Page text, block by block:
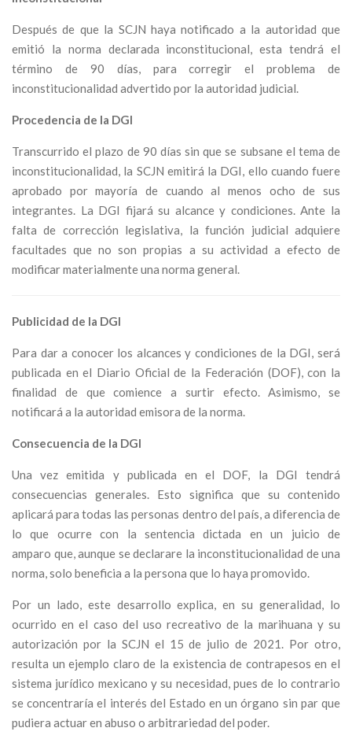
Después de que la SCJN haya notificado a la autoridad que
emitió la norma declarada inconstitucional, esta tendrá el
término de 90 días, para corregir el problema de
inconstitucionalidad advertido por la autoridad judicial.
Procedencia de la DGI
Transcurrido el plazo de 90 días sin que se subsane el tema de
inconstitucionalidad, la SCJN emitirá la DGI, ello cuando fuere
aprobado por mayoría de cuando al menos ocho de sus
integrantes. La DGI fijará su alcance y condiciones. Ante la
falta de corrección legislativa, la función judicial adquiere
facultades que no son propias a su actividad a efecto de
modificar materialmente una norma general.
Publicidad de la DGI
Para dar a conocer los alcances y condiciones de la DGI, será
publicada en el Diario Oficial de la Federación (DOF), con la
finalidad de que comience a surtir efecto. Asimismo, se
notificará a la autoridad emisora de la norma.
Consecuencia de la DGI
Una vez emitida y publicada en el DOF, la DGI tendrá
consecuencias generales. Esto significa que su contenido
aplicará para todas las personas dentro del país, a diferencia de
lo que ocurre con la sentencia dictada en un juicio de
amparo que, aunque se declarare la inconstitucionalidad de una
norma, solo beneficia a la persona que lo haya promovido.
Por un lado, este desarrollo explica, en su generalidad, lo
ocurrido en el caso del uso recreativo de la marihuana y su
autorización por la SCJN el 15 de julio de 2021. Por otro,
resulta un ejemplo claro de la existencia de contrapesos en el
sistema jurídico mexicano y su necesidad, pues de lo contrario
se concentraría el interés del Estado en un órgano sin par que
pudiera actuar en abuso o arbitrariedad del poder.